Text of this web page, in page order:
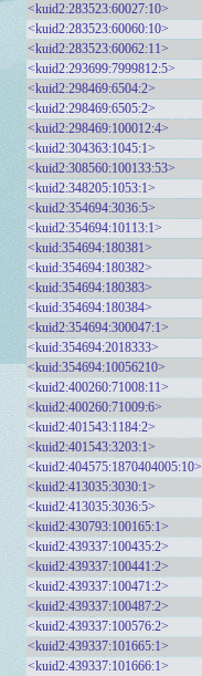
<kuid2:283523:60027:10>
<kuid2:283523:60060:10>
<kuid2:283523:60062:11>
<kuid2:293699:7999812:5>
<kuid2:298469:6504:2>
<kuid2:298469:6505:2>
<kuid2:298469:100012:4>
<kuid2:304363:1045:1>
<kuid2:308560:100133:53>
<kuid2:348205:1053:1>
<kuid2:354694:3036:5>
<kuid2:354694:10113:1>
<kuid:354694:180381>
<kuid:354694:180382>
<kuid:354694:180383>
<kuid:354694:180384>
<kuid2:354694:300047:1>
<kuid:354694:2018333>
<kuid:354694:10056210>
<kuid2:400260:71008:11>
<kuid2:400260:71009:6>
<kuid2:401543:1184:2>
<kuid2:401543:3203:1>
<kuid2:404575:1870404005:10>
<kuid2:413035:3030:1>
<kuid2:413035:3036:5>
<kuid2:430793:100165:1>
<kuid2:439337:100435:2>
<kuid2:439337:100441:2>
<kuid2:439337:100471:2>
<kuid2:439337:100487:2>
<kuid2:439337:100576:2>
<kuid2:439337:101665:1>
<kuid2:439337:101666:1>